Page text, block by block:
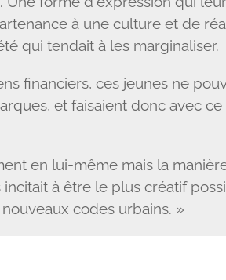
à une culture et de
qui tendait à les marginaliser.
financiers, ces jeunes ne
et faisaient donc avec ce
en lui-même mais la
à être le plus créatif
codes urbains. »